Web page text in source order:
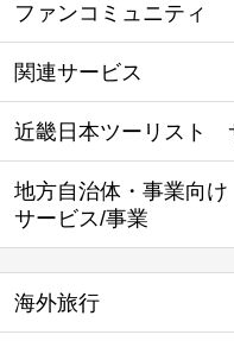
ファンコミュニティ
関連サービス
近畿日本ツーリスト
地方自治体・事業向け
サービス/事業
海外旅行